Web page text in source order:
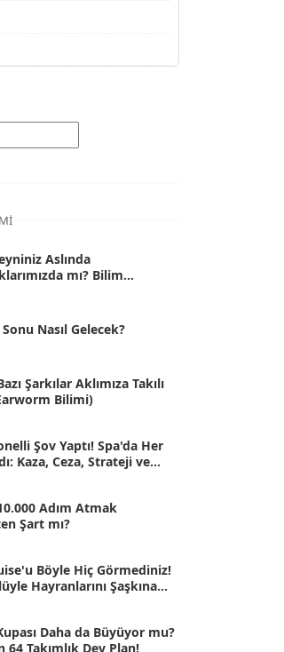
Aslında
mı? Bilim
Nasıl Gelecek?
Şarkılar Aklımıza Takılı
Bilimi)
Şov Yaptı! Spa'da Her
Kaza, Ceza, Strateji ve
Adım Atmak
Şart mı?
Böyle Hiç Görmediniz!
Hayranlarını Şaşkına
Daha da Büyüyor mu?
64 Takımlık Dev Plan!